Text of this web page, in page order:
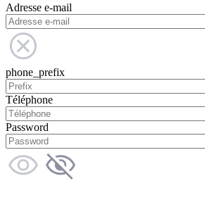
Adresse e-mail
phone_prefix
Téléphone
Password